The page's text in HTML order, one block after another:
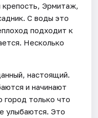
Эрмитаж,
С воды это
подходит к
Несколько
настоящий.
и начинают
только что
улыбаются. Это